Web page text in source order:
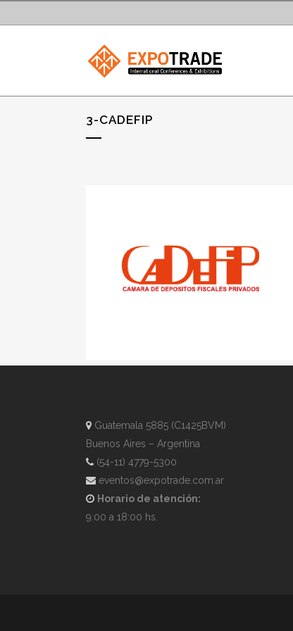
3-CADEFIP
Guatemala 5885 (C1425BVM)
Buenos Aires – Argentina
(54-11) 4779-5300
eventos@expotrade.com.ar
Horario de atención:
9:00 a 18:00 hs.